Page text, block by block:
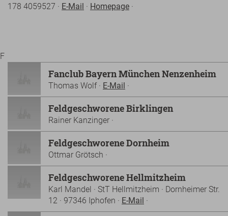
178 4059527 · E-Mail · Homepage ·
F
Fanclub Bayern München Nenzenheim
Thomas Wolf · E-Mail ·
Feldgeschworene Birklingen
Rainer Kanzinger ·
Feldgeschworene Dornheim
Ottmar Grötsch ·
Feldgeschworene Hellmitzheim
Karl Mandel · StT Hellmitzheim · Dornheimer Str.
12 · 97346 Iphofen · E-Mail ·